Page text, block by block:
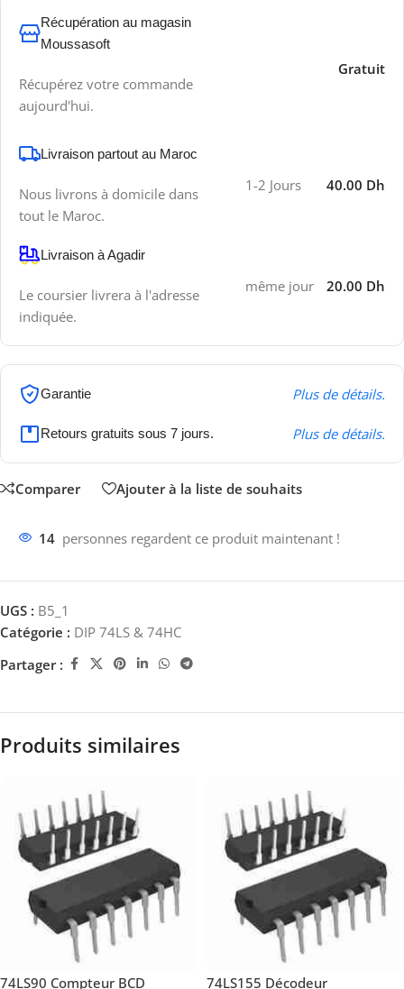
Récupération au magasin
Moussasoft
Récupérez votre commande
aujourd'hui.
Gratuit
Livraison partout au Maroc
Nous livrons à domicile dans
tout le Maroc.
1-2 Jours 40.00 Dh
Livraison à Agadir
Le coursier livrera à l'adresse
indiquée.
même jour 20.00 Dh
Garantie Plus de détails.
Retours gratuits sous 7 jours. Plus de détails.
Comparer Ajouter à la liste de souhaits
14 personnes regardent ce produit maintenant !
UGS : B5_1
Catégorie : DIP 74LS & 74HC
Partager :
Produits similaires
74LS90 Compteur BCD 74LS155 Décodeur